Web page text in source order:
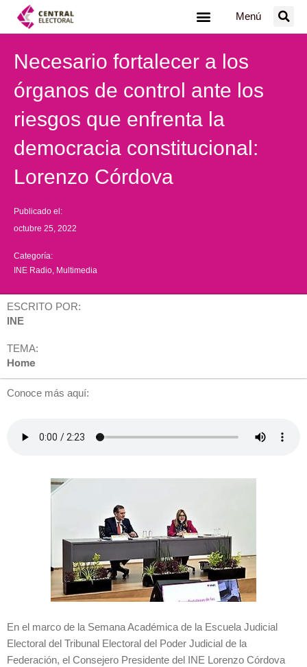
Menú
Necesario fortalecer a los
órganos de control ante los
riesgos que enfrenta la
democracia constitucional:
Lorenzo Córdova
Publicado el:
octubre 25, 2022
Categoría:
INE Radio Multimedia
ESCRITO POR:
INE
TEMA:
Home
Conoce más aquí:
En el marco de la Semana Académica de la Escuela Judicial
Electoral del Tribunal Electoral del Poder Judicial de la
Federación, el Consejero Presidente del INE Lorenzo Córdova